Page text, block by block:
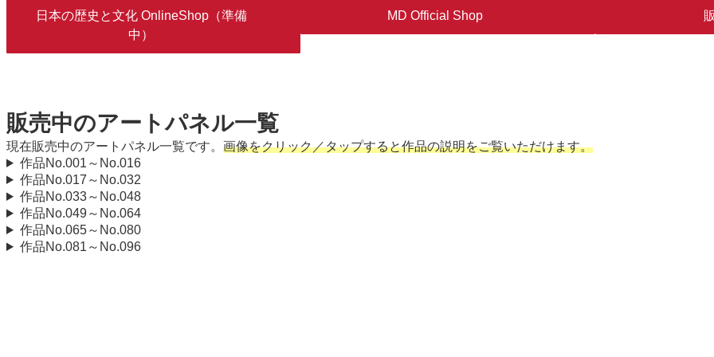
日本の歴史と文化 OnlineShop（準備
中）
MD Official Shop
販売中のアートパネル一覧
現在販売中のアートパネル一覧です。 画像をクリック／タップすると作品の説明をご覧いただけます。
作品No.001～No.016
作品No.017～No.032
作品No.033～No.048
作品No.049～No.064
作品No.065～No.080
作品No.081～No.096